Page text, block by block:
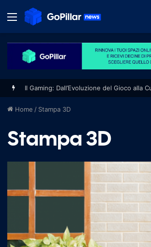
Menu
Il Gaming: Dall’Evoluzione del Gioco alla
Home / Stampa 3D
Stampa 3D